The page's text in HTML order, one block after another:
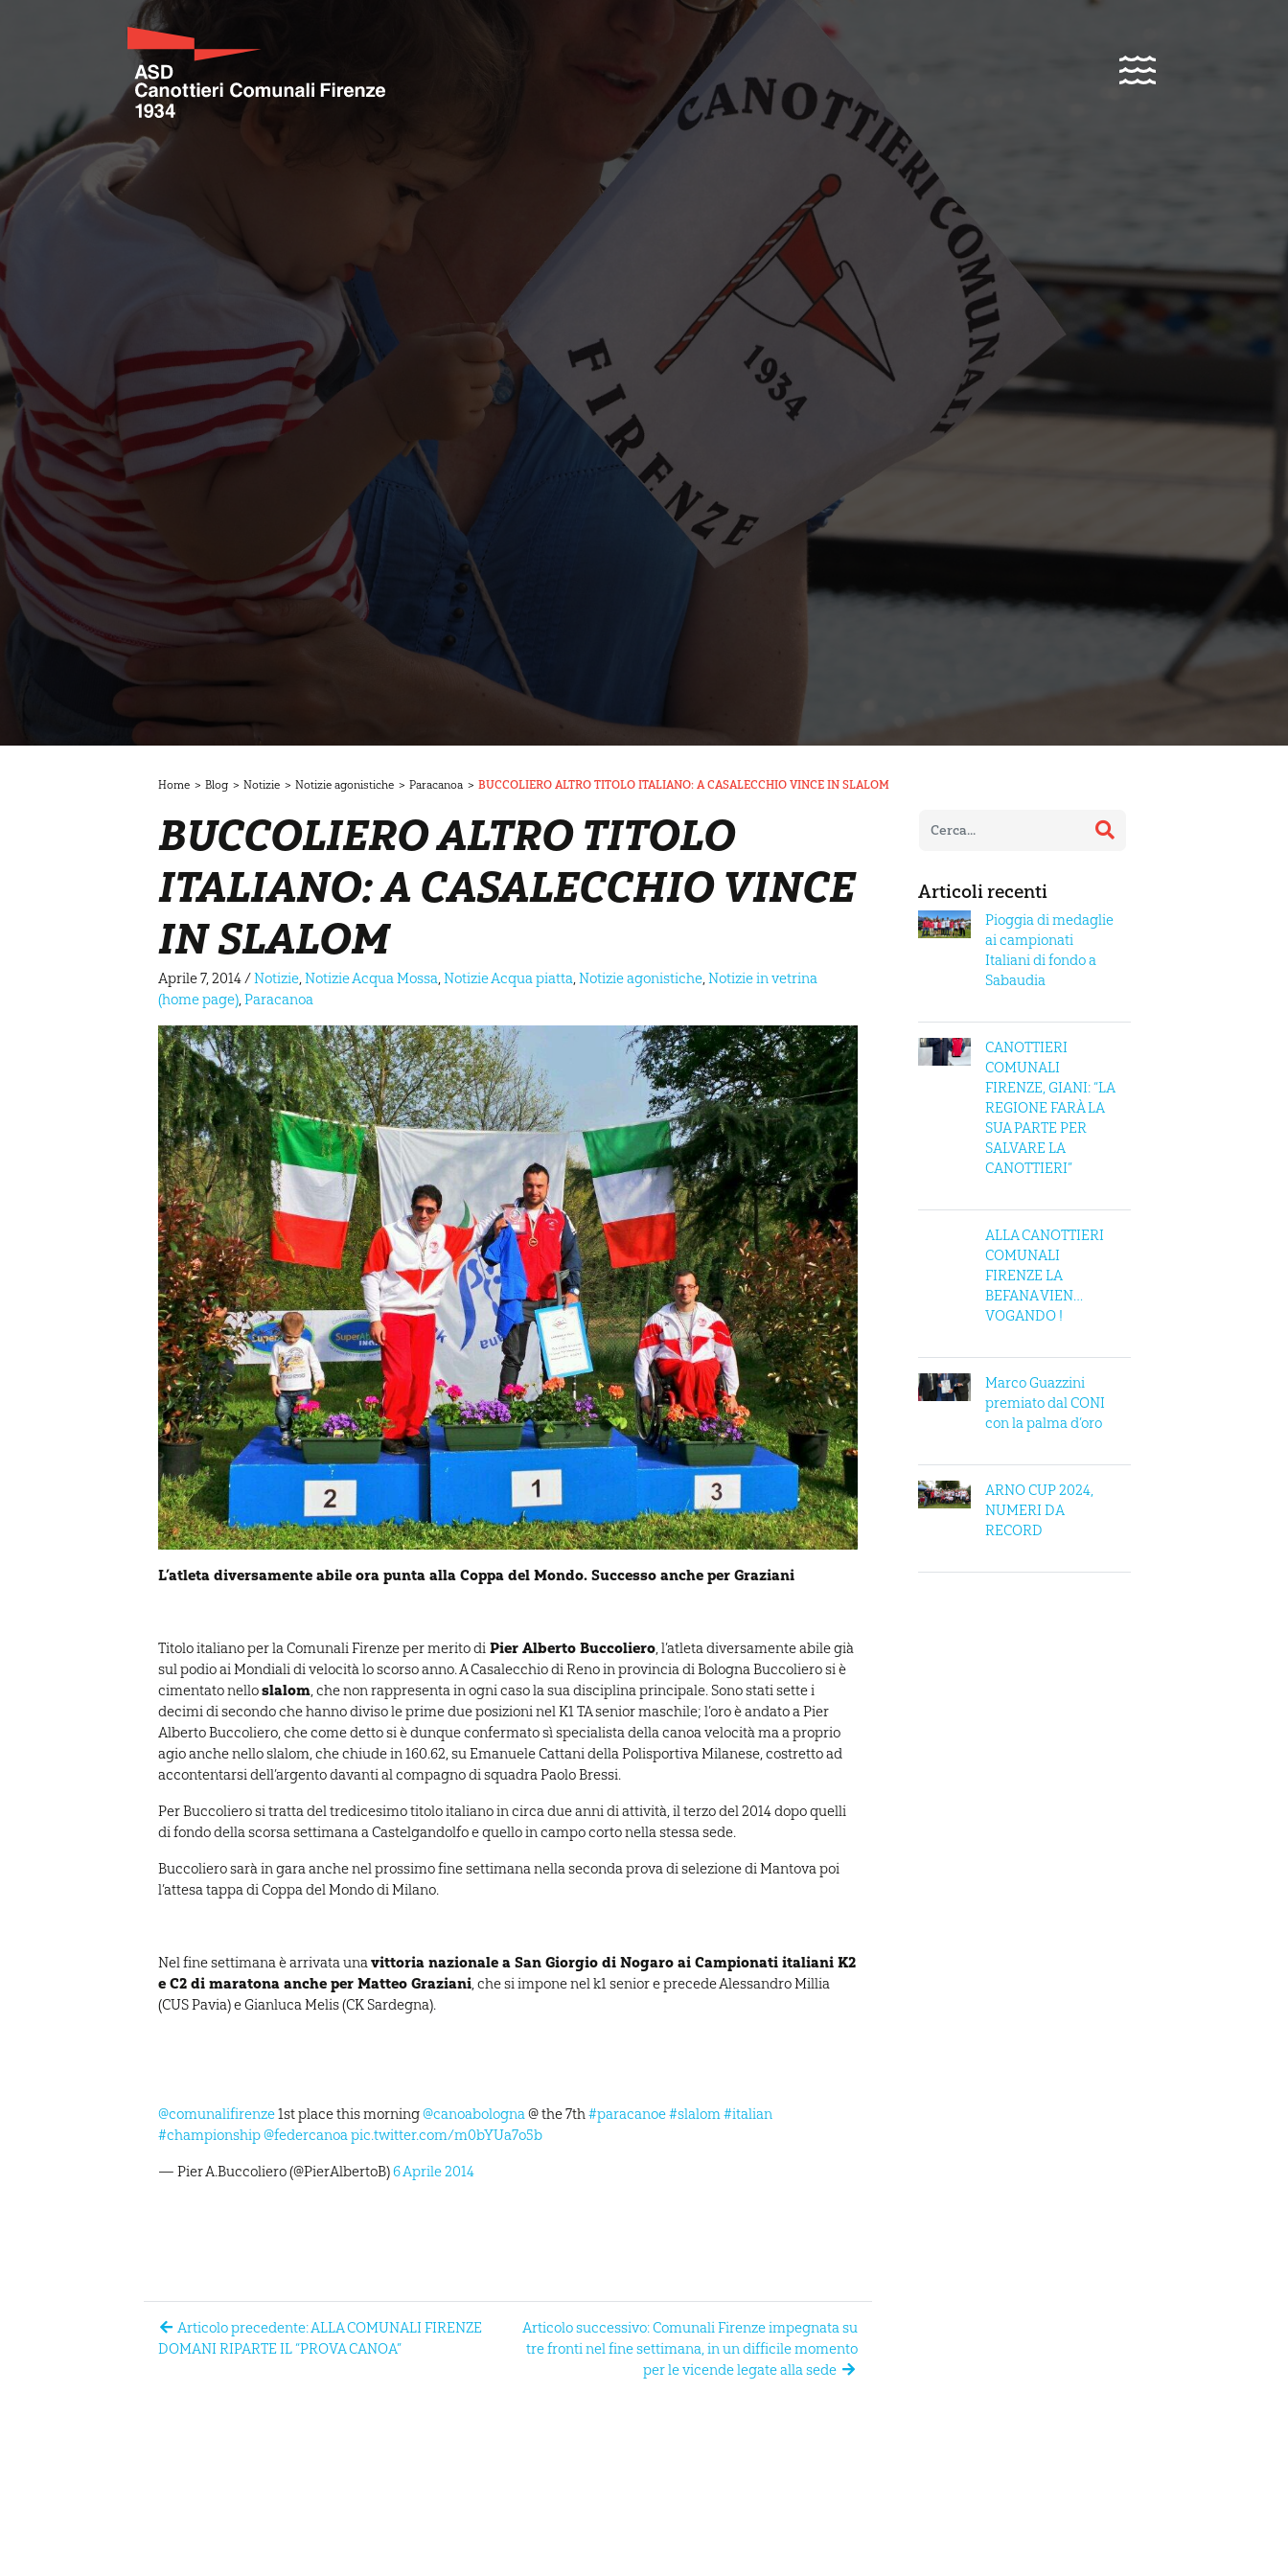
Home > Blog > Notizie > Notizie agonistiche > Paracanoa > BUCCOLIERO ALTRO TITOLO ITALIANO: A CASALECCHIO VINCE IN SLALOM
BUCCOLIERO ALTRO TITOLO
ITALIANO: A CASALECCHIO VINCE
IN SLALOM
Aprile 7, 2014/Notizie,Notizie Acqua Mossa,Notizie Acqua piatta,Notizie agonistiche,Notizie in vetrina
(home page),Paracanoa
L’atleta diversamente abile ora punta alla Coppa del Mondo. Successo anche per Graziani
Titolo italiano per la Comunali Firenze per merito diPier Alberto Buccoliero, l’atleta diversamente abile già
sul podio ai Mondiali di velocità lo scorso anno. A Casalecchio di Reno in provincia di Bologna Buccoliero si è
cimentato nelloslalom, che non rappresenta in ogni caso la sua disciplina principale. Sono stati sette i
decimi di secondo che hanno diviso le prime due posizioni nel K1 TA senior maschile; l’oro è andato a Pier
Alberto Buccoliero, che come detto si è dunque confermato sì specialista della canoa velocità ma a proprio
agio anche nello slalom, che chiude in 160.62, su Emanuele Cattani della Polisportiva Milanese, costretto ad
accontentarsi dell’argento davanti al compagno di squadra Paolo Bressi.
Per Buccoliero si tratta del tredicesimo titolo italiano in circa due anni di attività, il terzo del 2014 dopo quelli
di fondo della scorsa settimana a Castelgandolfo e quello in campo corto nella stessa sede.
Buccoliero sarà in gara anche nel prossimo fine settimana nella seconda prova di selezione di Mantova poi
l’attesa tappa di Coppa del Mondo di Milano.
Nel fine settimana è arrivata unavittoria nazionale a San Giorgio di Nogaro ai Campionati italiani K2
e C2 di maratona anche per Matteo Graziani, che si impone nel k1 senior e precede Alessandro Millia
(CUS Pavia) e Gianluca Melis (CK Sardegna).
@comunalifirenze1st place this morning@canoabologna@ the 7th#paracanoe#slalom#italian
#championship@federcanoapic.twitter.com/m0bYUa7o5b
— Pier A.Buccoliero (@PierAlbertoB)6 Aprile 2014
Articolo precedente: ALLA COMUNALI FIRENZE
DOMANI RIPARTE IL “PROVA CANOA”
Articolo successivo: Comunali Firenze impegnata su
tre fronti nel fine settimana, in un difficile momento
per le vicende legate alla sede
Articoli recenti
Pioggia di medaglie
ai campionati
Italiani di fondo a
Sabaudia
CANOTTIERI
COMUNALI
FIRENZE, GIANI: “LA
REGIONE FARÀ LA
SUA PARTE PER
SALVARE LA
CANOTTIERI”
ALLA CANOTTIERI
COMUNALI
FIRENZE LA
BEFANA VIEN…
VOGANDO !
Marco Guazzini
premiato dal CONI
con la palma d’oro
ARNO CUP 2024,
NUMERI DA
RECORD